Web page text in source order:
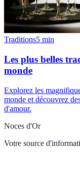
Traditions5 min
Les plus belles
monde
Explorez les
monde et découvrez
d'amour.
Noces d'Or
Votre source